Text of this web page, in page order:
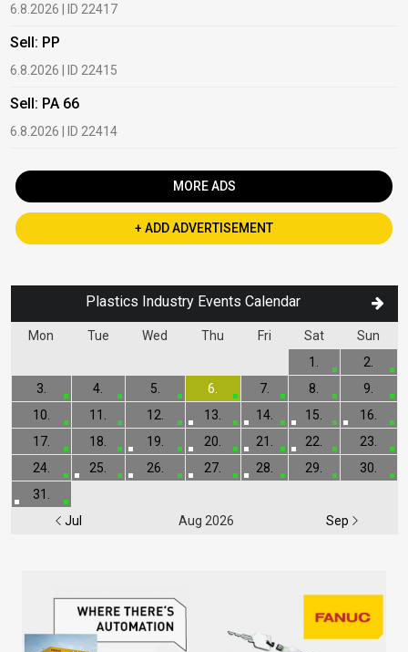
6.8.2026 | ID 22417
Sell: PP
6.8.2026 | ID 22415
Sell: PA 66
6.8.2026 | ID 22414
MORE ADS
+ ADD ADVERTISEMENT
Plastics Industry Events Calendar
Mon Tue Wed Thu Fri Sat Sun
Jul Aug 2026 Sep
1.
2.
3.
4. 5. 6. 7. 8.
9.
10.
11. 12. 13. 14. 15.
16.
17.
18. 19. 20. 21. 22.
23.
24.
25. 26. 27. 28. 29.
30.
31.